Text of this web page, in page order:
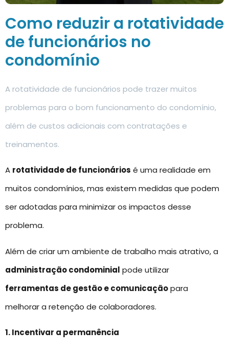
Como reduzir a rotatividade
de funcionários no
condomínio
A rotatividade de funcionários pode trazer muitos
problemas para o bom funcionamento do condomínio,
além de custos adicionais com contratações e
treinamentos.
A rotatividade de funcionários é uma realidade em
muitos condomínios, mas existem medidas que podem
ser adotadas para minimizar os impactos desse
problema.
Além de criar um ambiente de trabalho mais atrativo, a
administração condominial pode utilizar
ferramentas de gestão e comunicaçãopara
melhorar a retenção de colaboradores.
1. Incentivar a permanência